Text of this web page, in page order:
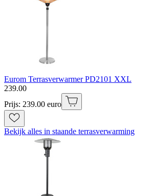
Eurom Terrasverwarmer PD2101 XXL
239.00
Prijs: 239.00 euro
Bekijk alles in staande terrasverwarming